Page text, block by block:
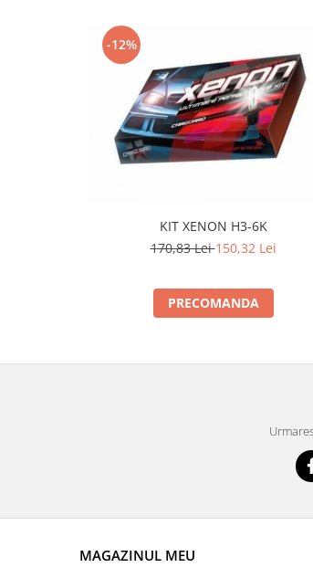
Semnalizari aripa
Furtun intercooler turbo
-12%
KIT XENON H3-6K
170,83 Lei150,32 Lei
PRECOMANDA
MAGAZINUL MEU